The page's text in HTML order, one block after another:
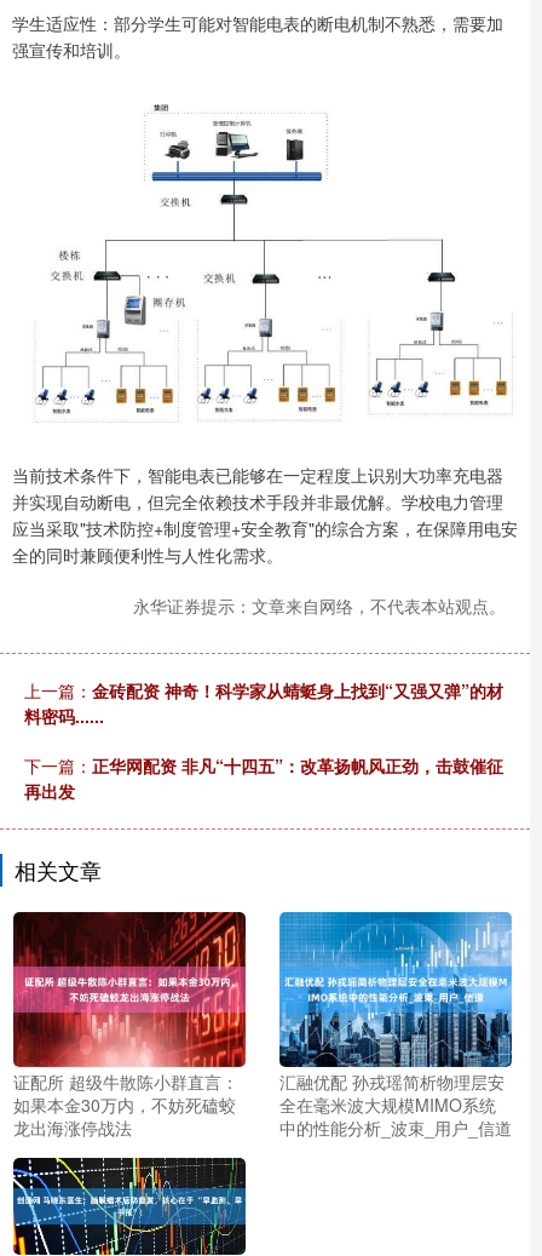
学生适应性：部分学生可能对智能电表的断电机制不熟悉，需要加
强宣传和培训。
当前技术条件下，智能电表已能够在一定程度上识别大功率充电器
并实现自动断电，但完全依赖技术手段并非最优解。学校电力管理
应当采取"技术防控+制度管理+安全教育"的综合方案，在保障用电安
全的同时兼顾便利性与人性化需求。
永华证券提示：文章来自网络，不代表本站观点。
上一篇： 金砖配资 神奇！科学家从蜻蜓身上找到“又强又弹”的材
料密码......
下一篇： 正华网配资 非凡“十四五”：改革扬帆风正劲，击鼓催征
再出发
相关文章
证配所 超级牛散陈小群直言：
如果本金30万内，不妨死磕蛟
龙出海涨停战法
汇融优配 孙戎瑶简析物理层安
全在毫米波大规模MIMO系统
中的性能分析_波束_用户_信道